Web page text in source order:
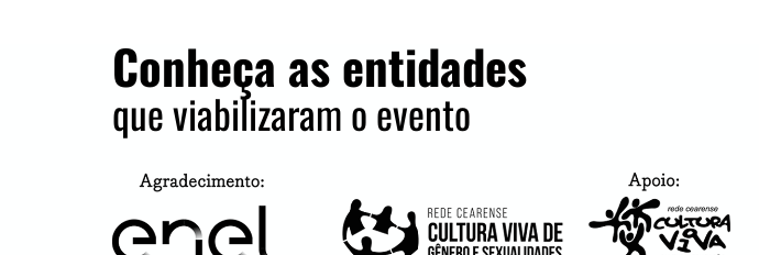
Conheça as entidades
que viabilizaram o evento